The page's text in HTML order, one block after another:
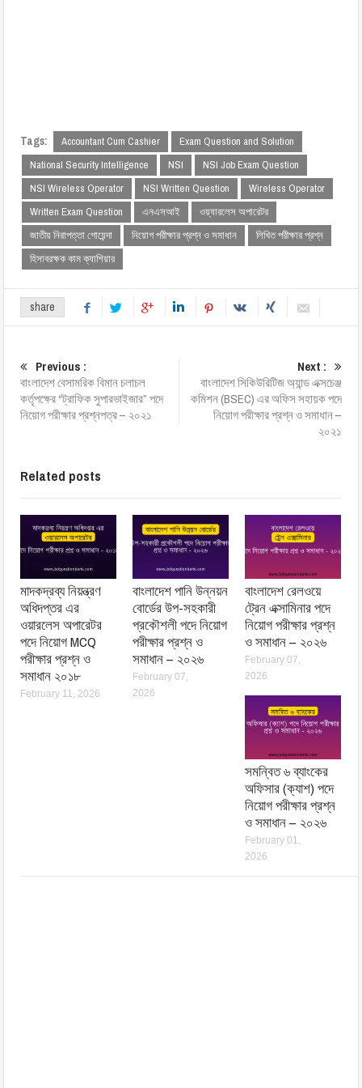
Tags: Accountant Cum Cashier
Exam Question and Solution
National Security Intelligence
NSI
NSI Job Exam Question
NSI Wireless Operator
NSI Written Question
Wireless Operator
Written Exam Question
এনএসআই
ওয়্যারলেস অপারেটর
জাতীয় নিরাপত্তা গোয়েন্দা
নিয়োগ পরীক্ষার প্রশ্ন ও সমাধান
লিখিত পরীক্ষার প্রশ্ন
হিসাবরক্ষক কাম ক্যাশিয়ার
share
Previous :
বাংলাদেশ বেসামরিক বিমান চলাচল
কর্তৃপক্ষের “ট্রাফিক সুপারভাইজার” পদে
নিয়োগ পরীক্ষার প্রশ্নপত্র – ২০২১
Next :
বাংলাদেশ সিকিউরিটিজ অ্যান্ড এক্সচেঞ্জ
কমিশন (BSEC) এর অফিস সহায়ক পদে
নিয়োগ পরীক্ষার প্রশ্ন ও সমাধান –
২০২১
Related posts
মাদকদ্রব্য নিয়ন্ত্রণ
অধিদপ্তর এর
ওয়ারলেস অপারেটর
পদে নিয়োগ MCQ
পরীক্ষার প্রশ্ন ও
সমাধান ২০১৮
February 11, 2026
বাংলাদেশ পানি উন্নয়ন
বোর্ডের উপ-সহকারী
প্রকৌশলী পদে নিয়োগ
পরীক্ষার প্রশ্ন ও
সমাধান – ২০২৬
February 07,
2026
বাংলাদেশ রেলওয়ে
ট্রেন এক্সামিনার পদে
নিয়োগ পরীক্ষার প্রশ্ন
ও সমাধান – ২০২৬
February 07,
2026
সমন্বিত ৬ ব্যাংকের
অফিসার (ক্যাশ) পদে
নিয়োগ পরীক্ষার প্রশ্ন
ও সমাধান – ২০২৬
February 01,
2026